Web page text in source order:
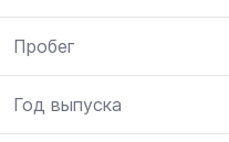
Пробег
Год выпуска